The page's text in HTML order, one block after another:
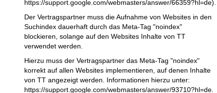
https://support.google.com/webmasters/answer/66359?hl=de).
Der Vertragspartner muss die Aufnahme von Websites in den
Suchindex dauerhaft durch das Meta-Tag "noindex"
blockieren, solange auf den Websites Inhalte von TT
verwendet werden.
Hierzu muss der Vertragspartner das Meta-Tag "noindex"
korrekt auf allen Websites implementieren, auf denen Inhalte
von TT angezeigt werden. Informationen hierzu unter:
https://support.google.com/webmasters/answer/93710?hl=de